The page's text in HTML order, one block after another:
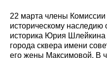
22 марта члены Комиссии
историческому
историка Юрия Шлейкина
города сквера имени
его жены Максимовой. В